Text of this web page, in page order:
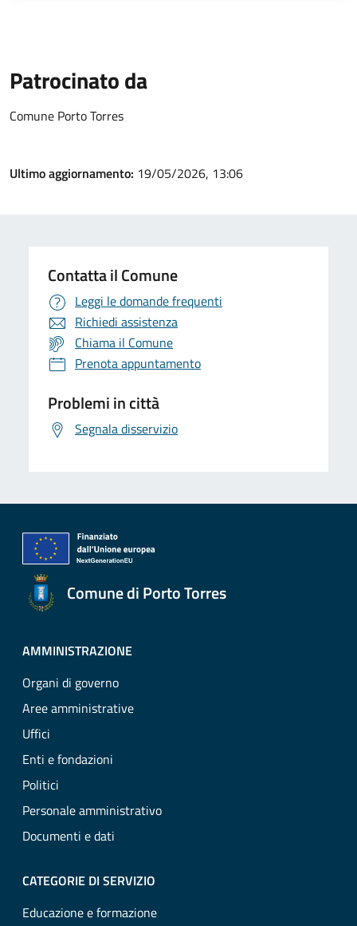
Patrocinato da
Comune Porto Torres
Ultimo aggiornamento: 19/05/2026, 13:06
Contatta il Comune
Leggi le domande frequenti
Richiedi assistenza
Chiama il Comune
Prenota appuntamento
Problemi in città
Segnala disservizio
Comune di Porto Torres
AMMINISTRAZIONE
Organi di governo
Aree amministrative
Uffici
Enti e fondazioni
Politici
Personale amministrativo
Documenti e dati
CATEGORIE DI SERVIZIO
Educazione e formazione